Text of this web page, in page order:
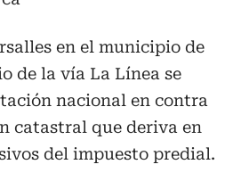
en el municipio de
de la vía La Línea se
nacional en contra
catastral que deriva en
del impuesto predial.